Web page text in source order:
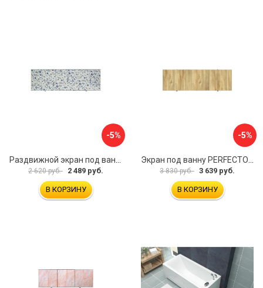
-5%
2 620 руб. 2 489 руб.
В КОРЗИНУ
-5%
3 830 руб. 3 639 руб.
В КОРЗИНУ